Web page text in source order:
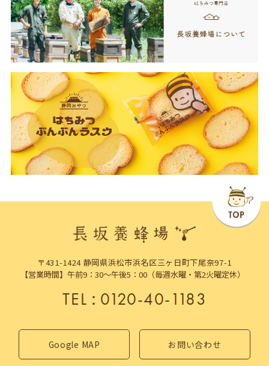
〒431-1424 静岡県浜松市浜名区三ヶ日町下尾奈97-1
【営業時間】午前9：30～午後5：00（毎週水曜・第2火曜定休）
TEL：0120-40-1183
Google MAP お問い合わせ